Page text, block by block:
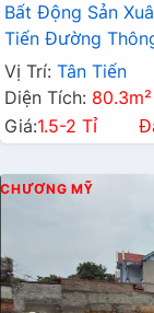
Bất Động Sản
Tiến Đường
Vị Trí: Tân Tiến
Diện Tích: 80.3m²
Giá:1.5-2 Tỉ
CHƯƠNG MỸ